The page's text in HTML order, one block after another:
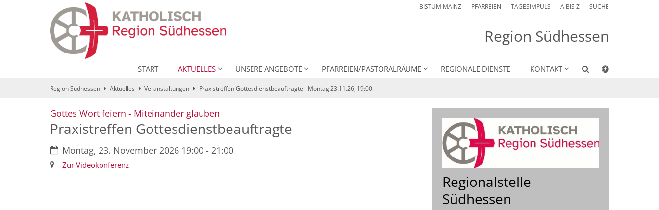
BISTUM MAINZ PFARREIEN TAGESIMPULS A BIS Z SUCHE
Region Südhessen
START AKTUELLES UNSERE ANGEBOTE PFARREIEN/PASTORALRÄUME REGIONALE DIENSTE KONTAKT
Region Südhessen Aktuelles Veranstaltungen Praxistreffen Gottesdienstbeauftragte - Montag 23.11.26, 19:00
Gottes Wort feiern - Miteinander glauben
Praxistreffen Gottesdienstbeauftragte
Datum:
Montag, 23. November 2026 19:00 - 21:00
Ort:Zur Videokonferenz
Regionalstelle
Südhessen